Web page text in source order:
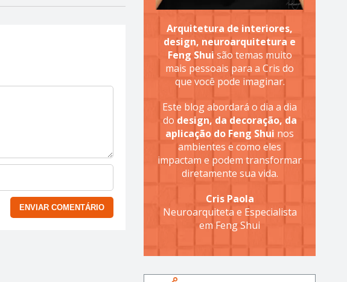
Arquitetura de interiores,
design, neuroarquitetura e
Feng Shui são temas muito
mais pessoais para a Cris do
que você pode imaginar.
Este blog abordará o dia a dia
do design, da decoração, da
aplicação do Feng Shui nos
ambientes e como eles
impactam e podem transformar
diretamente sua vida.
Cris Paola
Neuroarquiteta e Especialista
em Feng Shui